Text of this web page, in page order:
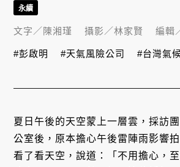
夏日午後的天空蒙上一層雲，採訪
公室後，原本擔心午後雷陣雨影響
看了看天空，說道：「不用擔心，
永續
文字／ 陳湘瑾 攝影／林家賢 編輯
#彭啟明 #天氣風險公司 #台灣氣